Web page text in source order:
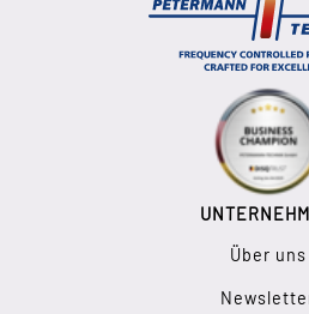
Über uns